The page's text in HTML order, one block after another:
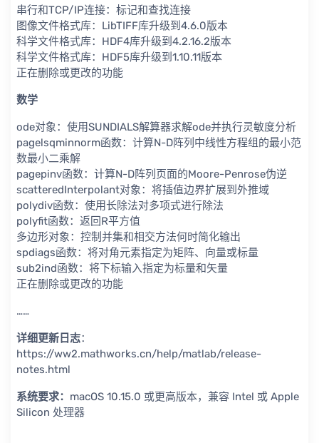
串行和TCP/IP连接：标记和查找连接
图像文件格式库：LibTIFF库升级到4.6.0版本
科学文件格式库：HDF4库升级到4.2.16.2版本
科学文件格式库：HDF5库升级到1.10.11版本
正在删除或更改的功能
数学
ode对象：使用SUNDIALS解算器求解ode并执行灵敏度分析
pagelsqminnorm函数：计算N-D阵列中线性方程组的最小范
数最小二乘解
pagepinv函数：计算N-D阵列页面的Moore-Penrose伪逆
scatteredInterpolant对象：将插值边界扩展到外推域
polydiv函数：使用长除法对多项式进行除法
polyfit函数：返回R平方值
多边形对象：控制并集和相交方法何时简化输出
spdiags函数：将对角元素指定为矩阵、向量或标量
sub2ind函数：将下标输入指定为标量和矢量
正在删除或更改的功能
……
详细更新日志：
https://ww2.mathworks.cn/help/matlab/release-
notes.html
系统要求： macOS 10.15.0 或更高版本，兼容 Intel 或 Apple
Silicon 处理器